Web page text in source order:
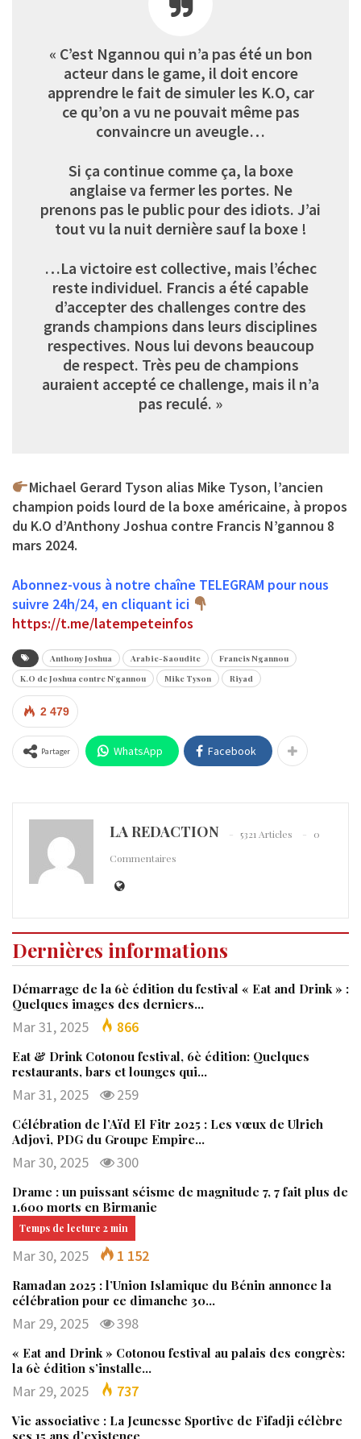
« C’est Ngannou qui n’a pas été un bon
acteur dans le game, il doit encore
apprendre le fait de simuler les K.O, car
ce qu’on a vu ne pouvait même pas
convaincre un aveugle…
Si ça continue comme ça, la boxe
anglaise va fermer les portes. Ne
prenons pas le public pour des idiots. J’ai
tout vu la nuit dernière sauf la boxe !
…La victoire est collective, mais l’échec
reste individuel. Francis a été capable
d’accepter des challenges contre des
grands champions dans leurs disciplines
respectives. Nous lui devons beaucoup
de respect. Très peu de champions
auraient accepté ce challenge, mais il n’a
pas reculé. »
Michael Gerard Tyson alias Mike Tyson, l’ancien
champion poids lourd de la boxe américaine, à propos
du K.O d’Anthony Joshua contre Francis N’gannou 8
mars 2024.
Abonnez-vous à notre chaîne TELEGRAM pour nous
suivre 24h/24, en cliquant ici
https://t.me/latempeteinfos
Anthony Joshua Arabie-Saoudite
Francis Ngannou
K.O de Joshua contre N'gannou
Mike Tyson Riyad
2 479
Partager WhatsApp Facebook
LA REDACTION 5321 Articles
0
Commentaires
Dernières informations
Démarrage de la 6è édition du festival « Eat and Drink » :
Quelques images des derniers…
Mar 31, 2025 866
Eat & Drink Cotonou festival, 6è édition: Quelques
restaurants, bars et lounges qui…
Mar 31, 2025 259
Célébration de l’Aïd El Fitr 2025 : Les vœux de Ulrich
Adjovi, PDG du Groupe Empire…
Mar 30, 2025 300
Drame : un puissant séisme de magnitude 7, 7 fait plus de
1.600 morts en Birmanie
Mar 30, 2025 1 152
Ramadan 2025 : l’Union Islamique du Bénin annonce la
célébration pour ce dimanche 30…
Mar 29, 2025 398
« Eat and Drink » Cotonou festival au palais des congrès:
la 6è édition s’installe…
Mar 29, 2025 737
Vie associative : La Jeunesse Sportive de Fifadji célèbre